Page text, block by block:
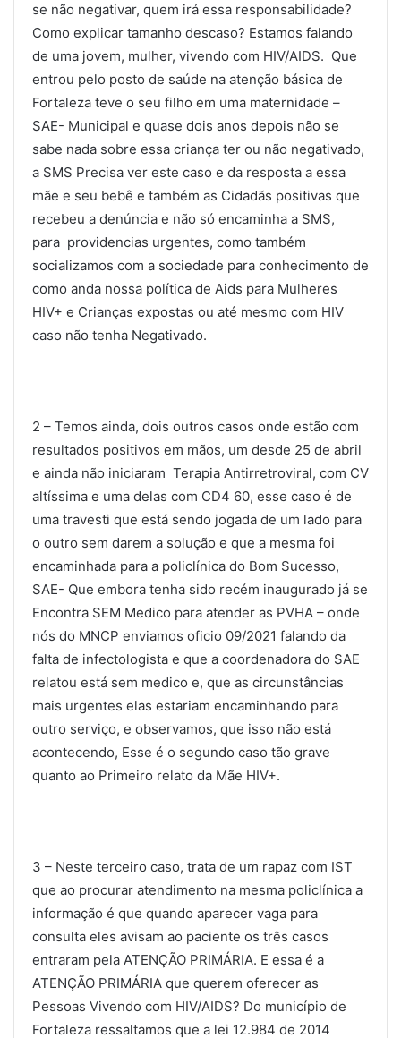
se não negativar, quem irá essa responsabilidade?
Como explicar tamanho descaso? Estamos falando
de uma jovem, mulher, vivendo com HIV/AIDS. Que
entrou pelo posto de saúde na atenção básica de
Fortaleza teve o seu filho em uma maternidade –
SAE- Municipal e quase dois anos depois não se
sabe nada sobre essa criança ter ou não negativado,
a SMS Precisa ver este caso e da resposta a essa
mãe e seu bebê e também as Cidadãs positivas que
recebeu a denúncia e não só encaminha a SMS,
para providencias urgentes, como também
socializamos com a sociedade para conhecimento de
como anda nossa política de Aids para Mulheres
HIV+ e Crianças expostas ou até mesmo com HIV
caso não tenha Negativado.
2 – Temos ainda, dois outros casos onde estão com
resultados positivos em mãos, um desde 25 de abril
e ainda não iniciaram Terapia Antirretroviral, com CV
altíssima e uma delas com CD4 60, esse caso é de
uma travesti que está sendo jogada de um lado para
o outro sem darem a solução e que a mesma foi
encaminhada para a policlínica do Bom Sucesso,
SAE- Que embora tenha sido recém inaugurado já se
Encontra SEM Medico para atender as PVHA – onde
nós do MNCP enviamos oficio 09/2021 falando da
falta de infectologista e que a coordenadora do SAE
relatou está sem medico e, que as circunstâncias
mais urgentes elas estariam encaminhando para
outro serviço, e observamos, que isso não está
acontecendo, Esse é o segundo caso tão grave
quanto ao Primeiro relato da Mãe HIV+.
3 – Neste terceiro caso, trata de um rapaz com IST
que ao procurar atendimento na mesma policlínica a
informação é que quando aparecer vaga para
consulta eles avisam ao paciente os três casos
entraram pela ATENÇÃO PRIMÁRIA. E essa é a
ATENÇÃO PRIMÁRIA que querem oferecer as
Pessoas Vivendo com HIV/AIDS? Do município de
Fortaleza ressaltamos que a lei 12.984 de 2014